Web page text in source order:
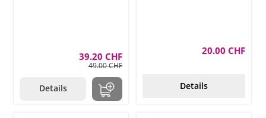
39.20 CHF
49.00 CHF
Details
20.00 CHF
Details